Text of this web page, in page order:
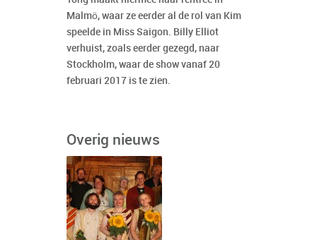
Malmö, waar ze eerder al de rol van Kim
speelde in Miss Saigon. Billy Elliot
verhuist, zoals eerder gezegd, naar
Stockholm, waar de show vanaf 20
februari 2017 is te zien.
Overig nieuws